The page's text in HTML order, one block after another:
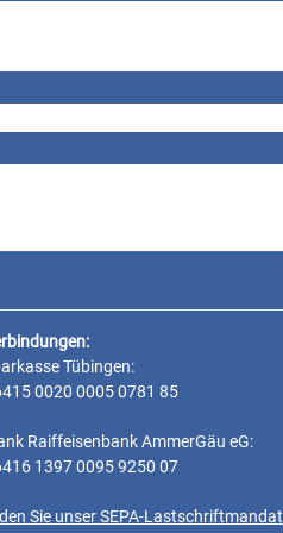
Tübingen:
0020 0005 0781 85
Raiffeisenbank AmmerGäu eG:
1397 0095 9250 07
Sie unser SEPA-Lastschriftmandat